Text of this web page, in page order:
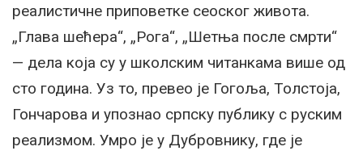
реалистичне приповетке сеоског живота.
„Глава шећера“, „Рога“, „Шетња после смрти“
— дела која су у школским читанкама више од
сто година. Уз то, превео је Гогоља, Толстоја,
Гончарова и упознао српску публику с руским
реализмом. Умро је у Дубровнику, где је